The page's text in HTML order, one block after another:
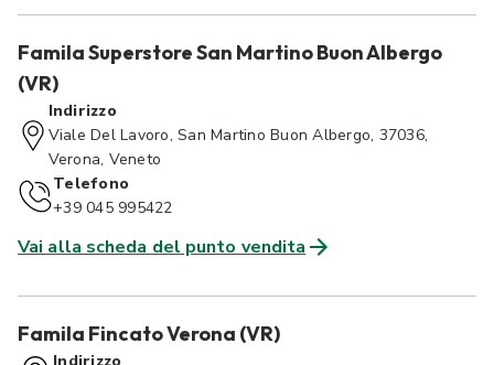
Famila Superstore San Martino Buon Albergo
(VR)
Indirizzo
Viale Del Lavoro, San Martino Buon Albergo, 37036,
Verona, Veneto
Telefono
+39 045 995422
Vai alla scheda del punto vendita
Famila Fincato Verona (VR)